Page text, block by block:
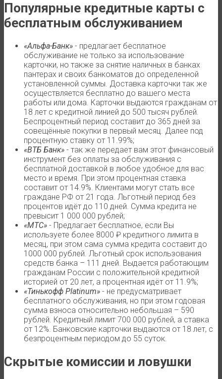
Популярные кредитные карты с
бесплатным обслуживанием
«Альфа-Банк» - предлагает бесплатное
обслуживание не только за использование
карточки, но также за снятие наличных в банках
пантерах и своих банкоматов до определенной
установленной суммы. Доставка карточки так же
осуществляется бесплатно до вашего места
работы или дома. Карточки выдаются гражданам от
18 лет с кредитной линией до 500 тысяч рублей.
Беспроцентный период составит до 365 дней за
совещённые покупки в первый месяц. Далее под
процентную ставку от 11.99%;
«ВТБ Банк» - так же передает вам этот финансовый
инструмент без оплаты за обслуживания с
бесплатной доставкой в любое удобное для вас
место и время. При этом процентная ставка
составит от 14.9%. Клиентами могут стать все
граждане РФ от 21 года. Льготный период без
процентов идёт до 110 дней. Сумма кредита не
превысит 1 000 000 рублей;
«МТС» - Предлагает бесплатное, если Вы
используете более 8000 ₽ кредитного лимита в
месяц, при этом сама сумма кредита составит до
1000 000 рублей. Льготный срок использования
средств банка – 111 дней. Выдается работающим
гражданам России с положительной кредитной
историей от 20 лет, а процентная идёт от 11.9%;
«Тинькофф Platinum» - не предусматривает
бесплатного обслуживания, но при этом годовая
сумма взноса относительно небольшая – 590
рублей. Кредитный лимит 700 000 рублей, а ставка
от 12%. Банковские карточки выдаются от 18 лет, с
безпроцентным периодом до 55 суток.
Скрытые комиссии и ловушки